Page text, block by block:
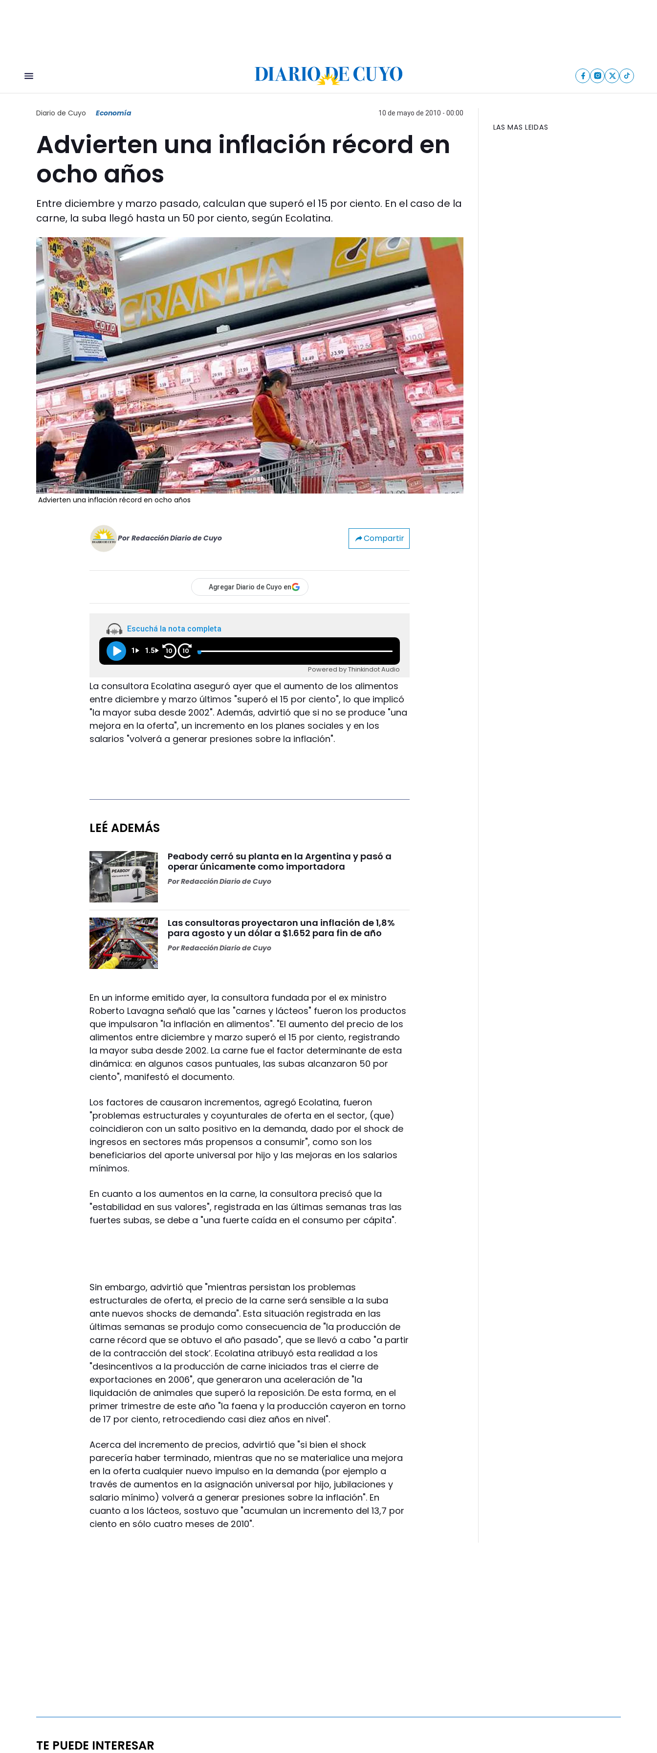
Diario de Cuyo Economía 10 de mayo de 2010 - 00:00
Advierten una inflación récord en
ocho años
Entre diciembre y marzo pasado, calculan que superó el 15 por ciento. En el caso de la
carne, la suba llegó hasta un 50 por ciento, según Ecolatina.
Advierten una inflación récord en ocho años
Por Redacción Diario de Cuyo Compartir
Agregar Diario de Cuyo en
Escuchá la nota completa
1 1.5 10 10
Powered by Thinkindot Audio
La consultora Ecolatina aseguró ayer que el aumento de los alimentos
entre diciembre y marzo últimos "superó el 15 por ciento", lo que implicó
"la mayor suba desde 2002". Además, advirtió que si no se produce "una
mejora en la oferta", un incremento en los planes sociales y en los
salarios "volverá a generar presiones sobre la inflación".
LEÉ ADEMÁS
Peabody cerró su planta en la Argentina y pasó a
operar únicamente como importadora
PorRedacción Diario de Cuyo
Las consultoras proyectaron una inflación de 1,8%
para agosto y un dólar a $1.652 para fin de año
PorRedacción Diario de Cuyo
En un informe emitido ayer, la consultora fundada por el ex ministro
Roberto Lavagna señaló que las "carnes y lácteos" fueron los productos
que impulsaron "la inflación en alimentos". "El aumento del precio de los
alimentos entre diciembre y marzo superó el 15 por ciento, registrando
la mayor suba desde 2002. La carne fue el factor determinante de esta
dinámica: en algunos casos puntuales, las subas alcanzaron 50 por
ciento", manifestó el documento.
Los factores de causaron incrementos, agregó Ecolatina, fueron
"problemas estructurales y coyunturales de oferta en el sector, (que)
coincidieron con un salto positivo en la demanda, dado por el shock de
ingresos en sectores más propensos a consumir", como son los
beneficiarios del aporte universal por hijo y las mejoras en los salarios
mínimos.
En cuanto a los aumentos en la carne, la consultora precisó que la
"estabilidad en sus valores", registrada en las últimas semanas tras las
fuertes subas, se debe a "una fuerte caída en el consumo per cápita".
Sin embargo, advirtió que "mientras persistan los problemas
estructurales de oferta, el precio de la carne será sensible a la suba
ante nuevos shocks de demanda". Esta situación registrada en las
últimas semanas se produjo como consecuencia de "la producción de
carne récord que se obtuvo el año pasado", que se llevó a cabo "a partir
de la contracción del stock’. Ecolatina atribuyó esta realidad a los
"desincentivos a la producción de carne iniciados tras el cierre de
exportaciones en 2006", que generaron una aceleración de "la
liquidación de animales que superó la reposición. De esta forma, en el
primer trimestre de este año "la faena y la producción cayeron en torno
de 17 por ciento, retrocediendo casi diez años en nivel".
Acerca del incremento de precios, advirtió que "si bien el shock
parecería haber terminado, mientras que no se materialice una mejora
en la oferta cualquier nuevo impulso en la demanda (por ejemplo a
través de aumentos en la asignación universal por hijo, jubilaciones y
salario mínimo) volverá a generar presiones sobre la inflación". En
cuanto a los lácteos, sostuvo que "acumulan un incremento del 13,7 por
ciento en sólo cuatro meses de 2010".
LAS MAS LEIDAS
TE PUEDE INTERESAR